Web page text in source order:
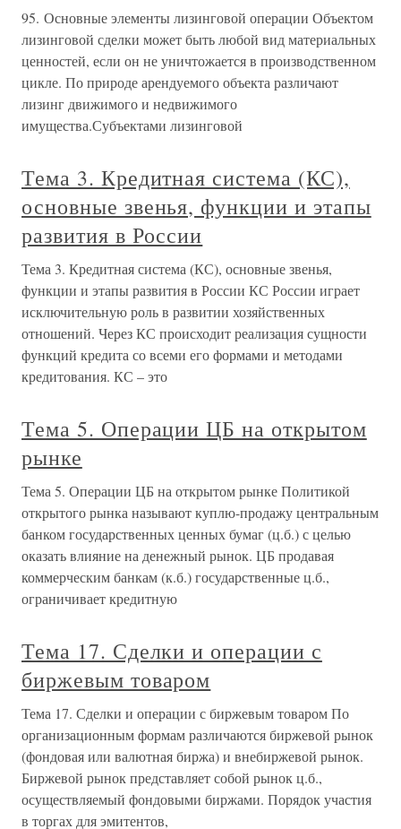
95. Основные элементы лизинговой операции Объектом
лизинговой сделки может быть любой вид материальных
ценностей, если он не уничтожается в производственном
цикле. По природе арендуемого объекта различают
лизинг движимого и недвижимого
имущества.Субъектами лизинговой
Тема 3. Кредитная система (КС),
основные звенья, функции и этапы
развития в России
Тема 3. Кредитная система (КС), основные звенья,
функции и этапы развития в России КС России играет
исключительную роль в развитии хозяйственных
отношений. Через КС происходит реализация сущности
функций кредита со всеми его формами и методами
кредитования. КС – это
Тема 5. Операции ЦБ на открытом
рынке
Тема 5. Операции ЦБ на открытом рынке Политикой
открытого рынка называют куплю-продажу центральным
банком государственных ценных бумаг (ц.б.) с целью
оказать влияние на денежный рынок. ЦБ продавая
коммерческим банкам (к.б.) государственные ц.б.,
ограничивает кредитную
Тема 17. Сделки и операции с
биржевым товаром
Тема 17. Сделки и операции с биржевым товаром По
организационным формам различаются биржевой рынок
(фондовая или валютная биржа) и внебиржевой рынок.
Биржевой рынок представляет собой рынок ц.б.,
осуществляемый фондовыми биржами. Порядок участия
в торгах для эмитентов,